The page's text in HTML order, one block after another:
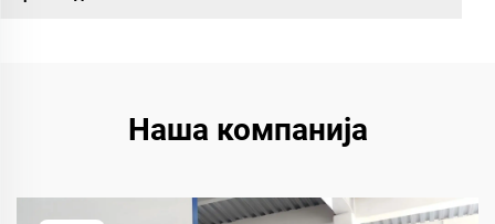
Наша компанија